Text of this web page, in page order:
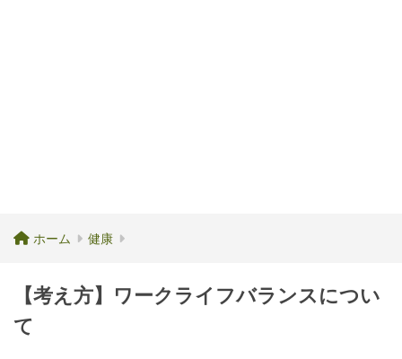
ホーム 健康
【考え方】ワークライフバランスについ
て